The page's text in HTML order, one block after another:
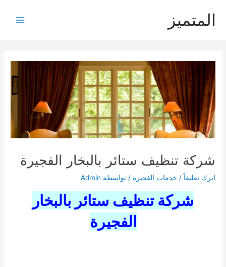
المتميز
شركة تنظيف ستائر بالبخار الفجيرة
اترك تعليقاً / خدمات الفجيرة / بواسطة Admin
شركة تنظيف ستائر بالبخار
الفجيرة